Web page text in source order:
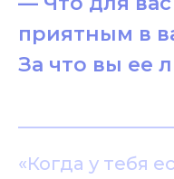
приятным в
За что вы ее
«Когда у тебя